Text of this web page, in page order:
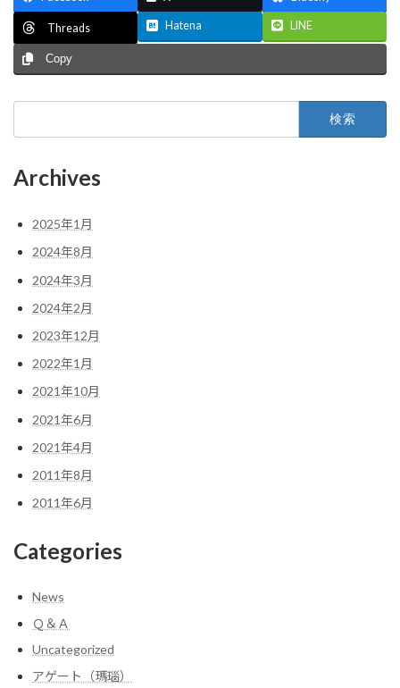
Threads Hatena LINE
Copy
Archives
2025年1月
2024年8月
2024年3月
2024年2月
2023年12月
2022年1月
2021年10月
2021年6月
2021年4月
2011年8月
2011年6月
Categories
News
Ｑ＆Ａ
Uncategorized
アゲート（瑪瑙）